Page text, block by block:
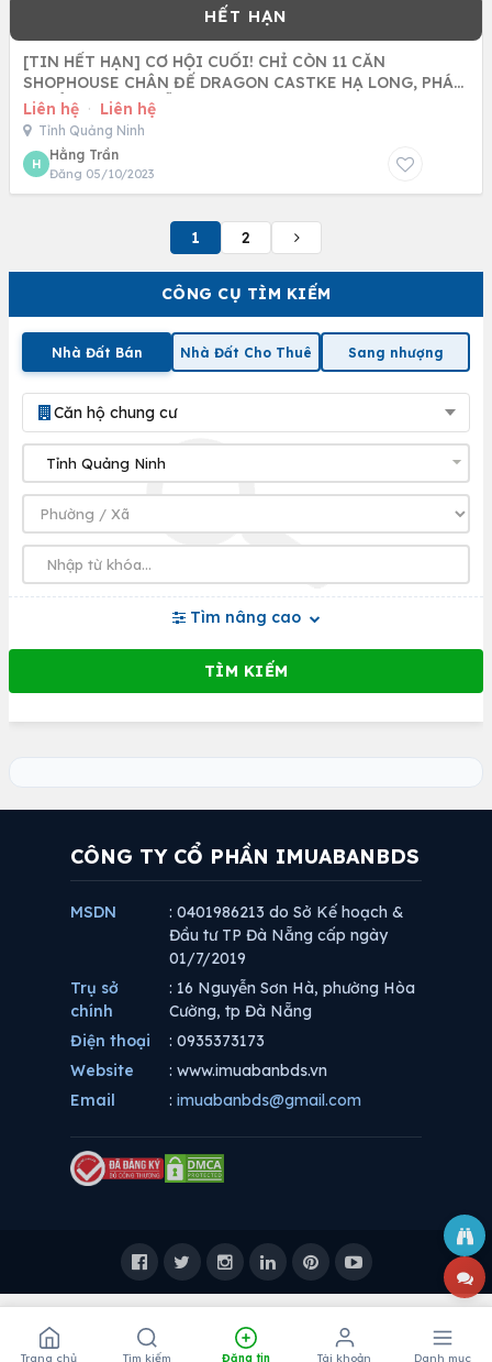
CÔNG CỤ TÌM KIẾM
Nhà Đất Bán Nhà Đất Cho Thuê Sang nhượng
Căn hộ chung cư
Tìm nâng cao
[TIN HẾT HẠN] CƠ HỘI CUỐI! CHỈ CÒN 11 CĂN
SHOPHOUSE CHÂN ĐẾ DRAGON CASTKE HẠ LONG, PHÁP
Liên hệ · Liên hệ
Tỉnh Quảng Ninh
H
Hằng Trần
Đăng 05/10/2023
1 2
CÔNG TY CỔ PHẦN IMUABANBDS
MSDN
: 0401986213 do Sở Kế hoạch &
Đầu tư TP Đà Nẵng cấp ngày
01/7/2019
Trụ sở
chính
: 16 Nguyễn Sơn Hà, phường Hòa
Cường, tp Đà Nẵng
Điện thoại
: 0935373173
Website
: www.imuabanbds.vn
Email
: imuabanbds@gmail.com
Trang chủ Tìm kiếm Đăng tin Tài khoản Danh mục